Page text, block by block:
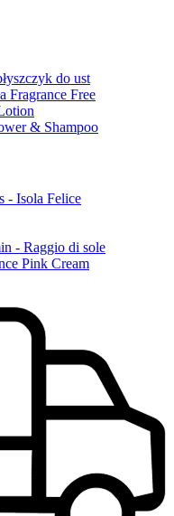
do ust
Fragrance Free
& Shampoo
- Isola Felice
- Raggio di sole
Pink Cream